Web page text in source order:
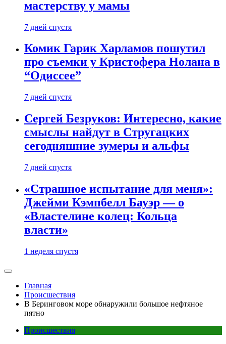
мастерству у мамы
7 дней спустя
Комик Гарик Харламов пошутил
про съемки у Кристофера Нолана в
“Одиссее”
7 дней спустя
Сергей Безруков: Интересно, какие
смыслы найдут в Стругацких
сегодняшние зумеры и альфы
7 дней спустя
«Страшное испытание для меня»:
Джейми Кэмпбелл Бауэр — о
«Властелине колец: Кольца
власти»
1 неделя спустя
Главная
Происшествия
В Беринговом море обнаружили большое нефтяное
пятно
Происшествия